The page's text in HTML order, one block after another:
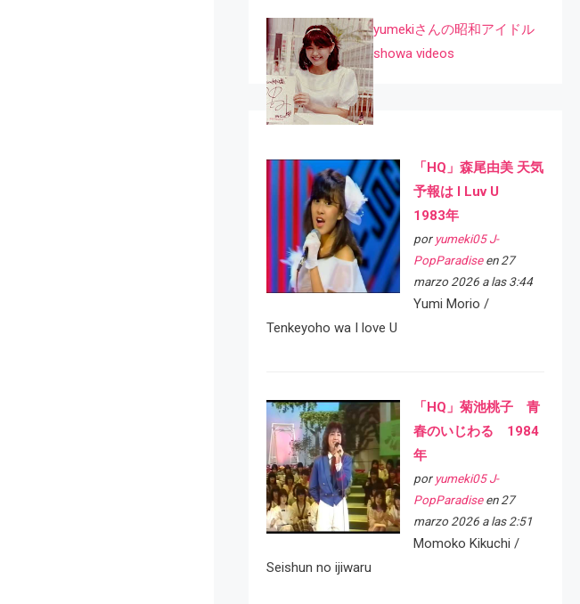
yumekiさんの昭和アイドル
showa videos
「HQ」森尾由美 天気
予報は I Luv U
1983年
por yumeki05 J-
PopParadiseen 27
marzo 2026 a las 3:44
Yumi Morio /
Tenkeyoho wa I love U
「HQ」菊池桃子 青
春のいじわる 1984
年
por yumeki05 J-
PopParadiseen 27
marzo 2026 a las 2:51
Momoko Kikuchi /
Seishun no ijiwaru